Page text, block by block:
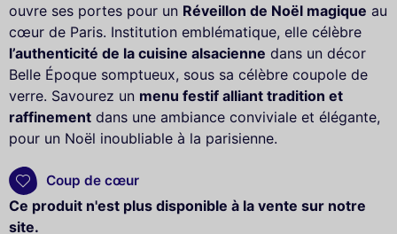
ouvre ses portes pour un Réveillon de Noël magique au
cœur de Paris. Institution emblématique, elle célèbre
l’authenticité de la cuisine alsacienne dans un décor
Belle Époque somptueux, sous sa célèbre coupole de
verre. Savourez un menu festif alliant tradition et
raffinement dans une ambiance conviviale et élégante,
pour un Noël inoubliable à la parisienne.
Coup de cœur
Ce produit n'est plus disponible à la vente sur notre
site.